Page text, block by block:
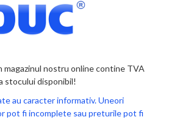
magazinul nostru online contine TVA
stocului disponibil!
au caracter informativ. Uneori
pot fi incomplete sau preturile pot fi